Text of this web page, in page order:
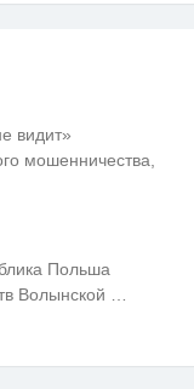
видит»
мошенничества,
Польша
Волынской